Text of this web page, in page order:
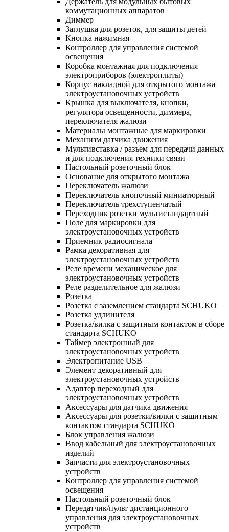
коммутационных аппаратов
Диммер
Заглушка для розеток, для защиты детей
Кнопка нажимная
Контроллер для управления системой
освещения
Коробка монтажная для подключения
электроприборов (электроплиты)
Корпус накладной для открытого монтажа
электроустановочных устройств
Крышка для выключателя, кнопки,
регулятора освещенности, диммера,
переключателя жалюзи
Материалы монтажные для маркировки
Механизм датчика движения
Мультивставка / разъем для передачи данных
и для подключения техники связи
Настольный розеточный блок
Основание для открытого монтажа
Переключатель жалюзи
Переключатель кнопочный миниатюрный
Переключатель трехступенчатый
Переходник розетки мультистандартный
Поле для маркировки для
электроустановочных устройств
Приемник радиосигнала
Рамка декоративная для
электроустановочных устройств
Реле времени механическое для
электроустановочных устройств
Реле разделительное для жалюзи
Розетка
Розетка с заземлением стандарта SCHUKO
Розетка удлинителя
Розетка/вилка с защитным контактом в сборе
стандарта SCHUKO
Таймер электронный для
электроустановочных устройств
Электропитание USB
Элемент декоративный для
электроустановочных устройств
Адаптер переходный для
электроустановочных устройств
Аксессуары для датчика движения
Аксессуары для розетки/вилки с защитным
контактом стандарта SCHUKO
Блок управления жалюзи
Ввод кабельный для электроустановочных
изделий
Запчасти для электроустановочных
устройств
Контроллер для управления системой
освещения
Настольный розеточный блок
Передатчик/пульт дистанционного
управления для электроустановочных
устройств